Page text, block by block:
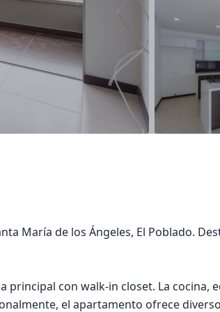
María de los Ángeles, El Poblado.
con walk-in closet. La cocina,
el apartamento ofrece